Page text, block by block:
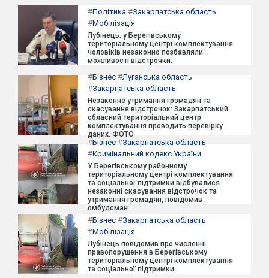
#Політика #Закарпатська область
#Мобілізація
Лубінець: у Берегівському
територіальному центрі комплектування
чоловіків незаконно позбавляли
можливості відстрочки.
#Бізнес #Луганська область
#Закарпатська область
Незаконне утримання громадян та
скасування відстрочок: Закарпатський
обласний територіальний центр
комплектування проводить перевірку
даних. ФОТО
#Бізнес #Закарпатська область
#Кримінальний кодекс України
У Берегівському районному
територіальному центрі комплектування
та соціальної підтримки відбувалися
незаконні скасування відстрочок та
утримання громадян, повідомив
омбудсман.
#Бізнес #Закарпатська область
#Мобілізація
Лубінець повідомив про численні
правопорушення в Берегівському
територіальному центрі комплектування
та соціальної підтримки.